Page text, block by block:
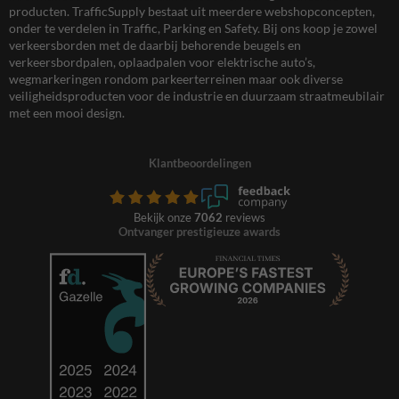
producten. TrafficSupply bestaat uit meerdere webshopconcepten,
onder te verdelen in Traffic, Parking en Safety. Bij ons koop je zowel
verkeersborden met de daarbij behorende beugels en
verkeersbordpalen, oplaadpalen voor elektrische auto’s,
wegmarkeringen rondom parkeerterreinen maar ook diverse
veiligheidsproducten voor de industrie en duurzaam straatmeubilair
met een mooi design.
Klantbeoordelingen
Bekijk onze 7062 reviews
Ontvanger prestigieuze awards